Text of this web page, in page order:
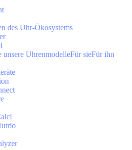
des Uhr-Ökosystems
unsere UhrenmodelleFür sieFür ihn